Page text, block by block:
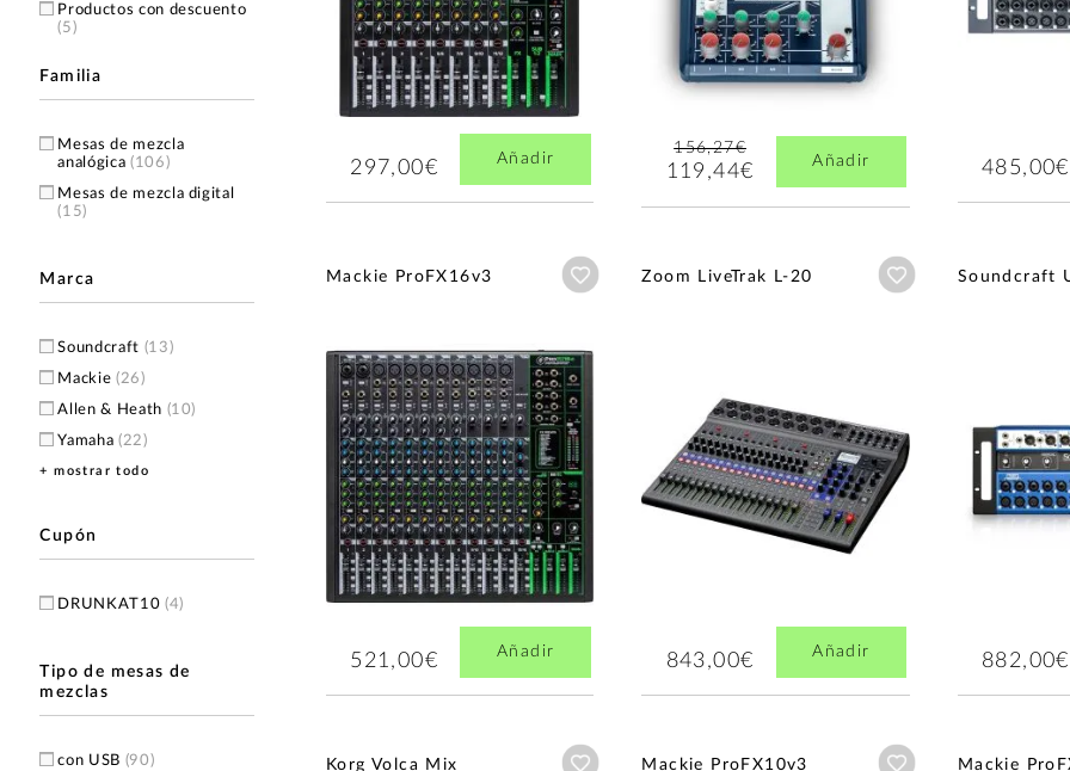
Productos con descuento
(5)
Familia
Mesas de mezcla
analógica (106)
Mesas de mezcla digital
(15)
Marca
Soundcraft (13)
Mackie (26)
Allen & Heath (10)
Yamaha (22)
Alto(4)
LD Systems
RCF(5)
Samson (5)
Mark(4)
Tascam(4)
Korg(2)
+ mostrar todo
Cupón
DRUNKAT10 (4)
Tipo de mesas de
mezclas
con USB (90)
297,00€ Añadir
156,27€
119,44€ Añadir 485,00€
Mackie ProFX16v3 Añadir a wishlist
521,00€ Añadir
Zoom LiveTrak L-20 Añadir a wishlist
843,00€ Añadir
Soundcraft
882,00€
Korg Volca Mix Añadir a wishlist
Mackie ProFX10v3 Añadir a wishlist
Mackie